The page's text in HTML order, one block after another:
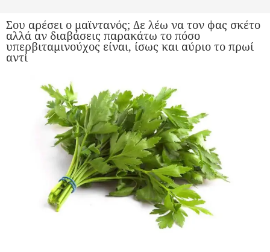
Σου αρέσει ο μαϊντανός; Δε λέω να τον φας σκέτο
αλλά αν διαβάσεις παρακάτω το πόσο
υπερβιταμινούχος είναι, ίσως και αύριο το πρωί
αντί